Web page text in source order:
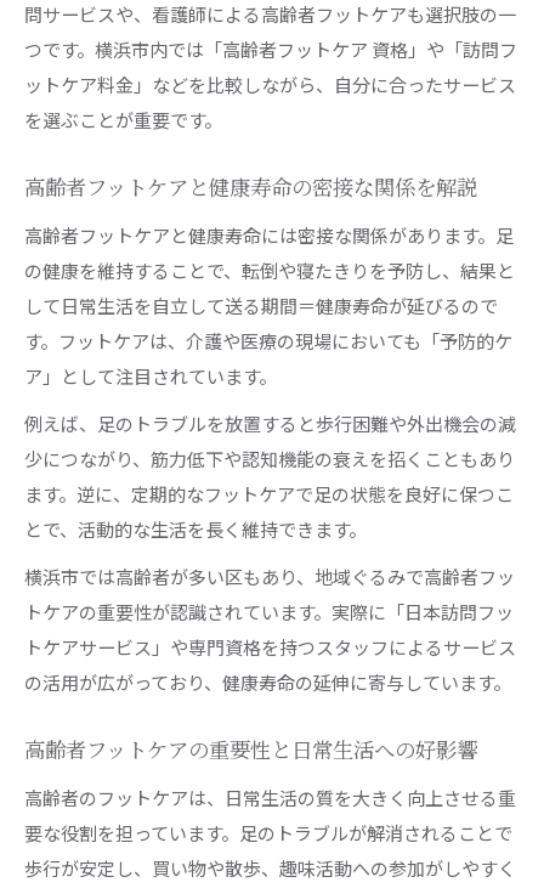
問サービスや、看護師による高齢者フットケアも選択肢の一
つです。横浜市内では「高齢者フットケア 資格」や「訪問フ
ットケア料金」などを比較しながら、自分に合ったサービス
を選ぶことが重要です。
高齢者フットケアと健康寿命の密接な関係を解説
高齢者フットケアと健康寿命には密接な関係があります。足
の健康を維持することで、転倒や寝たきりを予防し、結果と
して日常生活を自立して送る期間＝健康寿命が延びるので
す。フットケアは、介護や医療の現場においても「予防的ケ
ア」として注目されています。
例えば、足のトラブルを放置すると歩行困難や外出機会の減
少につながり、筋力低下や認知機能の衰えを招くこともあり
ます。逆に、定期的なフットケアで足の状態を良好に保つこ
とで、活動的な生活を長く維持できます。
横浜市では高齢者が多い区もあり、地域ぐるみで高齢者フッ
トケアの重要性が認識されています。実際に「日本訪問フッ
トケアサービス」や専門資格を持つスタッフによるサービス
の活用が広がっており、健康寿命の延伸に寄与しています。
高齢者フットケアの重要性と日常生活への好影響
高齢者のフットケアは、日常生活の質を大きく向上させる重
要な役割を担っています。足のトラブルが解消されることで
歩行が安定し、買い物や散歩、趣味活動への参加がしやすく